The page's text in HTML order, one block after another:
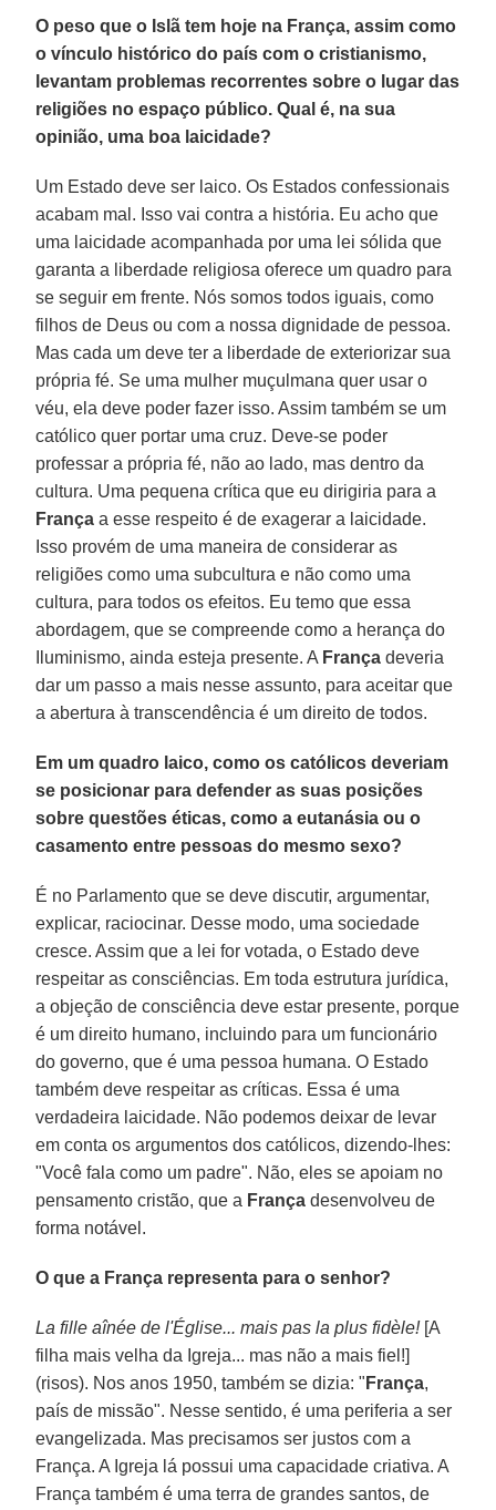
O peso que o Islã tem hoje na França, assim como
o vínculo histórico do país com o cristianismo,
levantam problemas recorrentes sobre o lugar das
religiões no espaço público. Qual é, na sua
opinião, uma boa laicidade?
Um Estado deve ser laico. Os Estados confessionais
acabam mal. Isso vai contra a história. Eu acho que
uma laicidade acompanhada por uma lei sólida que
garanta a liberdade religiosa oferece um quadro para
se seguir em frente. Nós somos todos iguais, como
filhos de Deus ou com a nossa dignidade de pessoa.
Mas cada um deve ter a liberdade de exteriorizar sua
própria fé. Se uma mulher muçulmana quer usar o
véu, ela deve poder fazer isso. Assim também se um
católico quer portar uma cruz. Deve-se poder
professar a própria fé, não ao lado, mas dentro da
cultura. Uma pequena crítica que eu dirigiria para a
França a esse respeito é de exagerar a laicidade.
Isso provém de uma maneira de considerar as
religiões como uma subcultura e não como uma
cultura, para todos os efeitos. Eu temo que essa
abordagem, que se compreende como a herança do
Iluminismo, ainda esteja presente. A França deveria
dar um passo a mais nesse assunto, para aceitar que
a abertura à transcendência é um direito de todos.
Em um quadro laico, como os católicos deveriam
se posicionar para defender as suas posições
sobre questões éticas, como a eutanásia ou o
casamento entre pessoas do mesmo sexo?
É no Parlamento que se deve discutir, argumentar,
explicar, raciocinar. Desse modo, uma sociedade
cresce. Assim que a lei for votada, o Estado deve
respeitar as consciências. Em toda estrutura jurídica,
a objeção de consciência deve estar presente, porque
é um direito humano, incluindo para um funcionário
do governo, que é uma pessoa humana. O Estado
também deve respeitar as críticas. Essa é uma
verdadeira laicidade. Não podemos deixar de levar
em conta os argumentos dos católicos, dizendo-lhes:
"Você fala como um padre". Não, eles se apoiam no
pensamento cristão, que a França desenvolveu de
forma notável.
O que a França representa para o senhor?
La fille aînée de l'Église... mais pas la plus fidèle![A
filha mais velha da Igreja... mas não a mais fiel!]
(risos). Nos anos 1950, também se dizia: " França,
país de missão". Nesse sentido, é uma periferia a ser
evangelizada. Mas precisamos ser justos com a
França. A Igreja lá possui uma capacidade criativa. A
França também é uma terra de grandes santos, de